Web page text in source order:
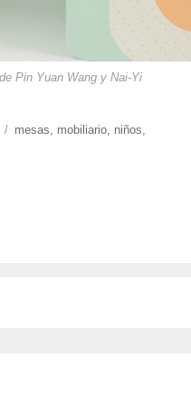
Pin Yuan Wang y Nai-Yi
Etiquetas
mesas, mobiliario, niños,